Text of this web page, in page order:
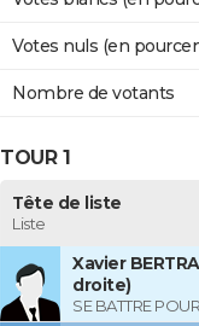
Votes nuls (en
Nombre de votants
TOUR 1
Tête de liste
Liste
Xavier
droite)
SE BATTRE